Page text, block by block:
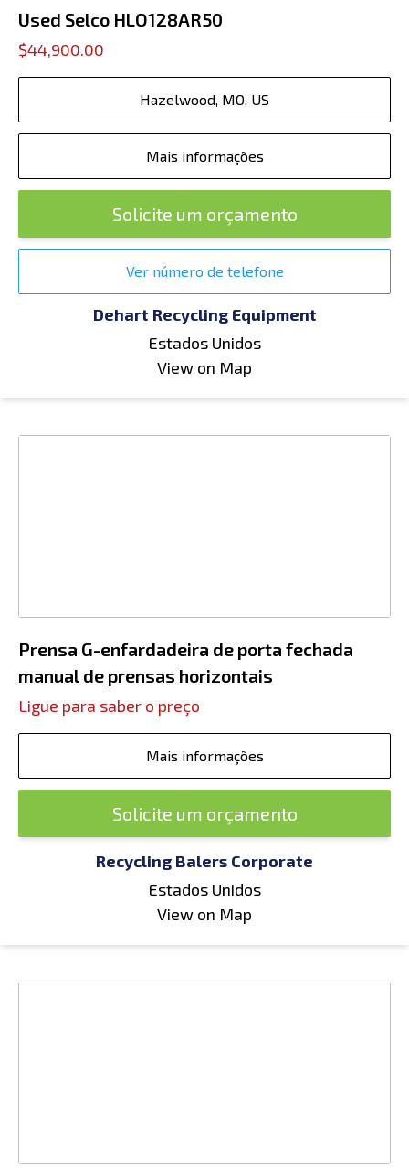
Used Selco HLO128AR50
$44,900.00
Hazelwood, MO, US
Mais informações
Solicite um orçamento
Ver número de telefone
Dehart Recycling Equipment
Estados Unidos
View on Map
Prensa G-enfardadeira de porta fechada
manual de prensas horizontais
Ligue para saber o preço
Mais informações
Solicite um orçamento
Recycling Balers Corporate
Estados Unidos
View on Map